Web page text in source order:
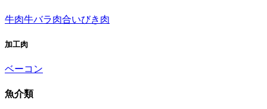
牛肉牛バラ肉合いびき肉
加工肉
ベーコン
魚介類